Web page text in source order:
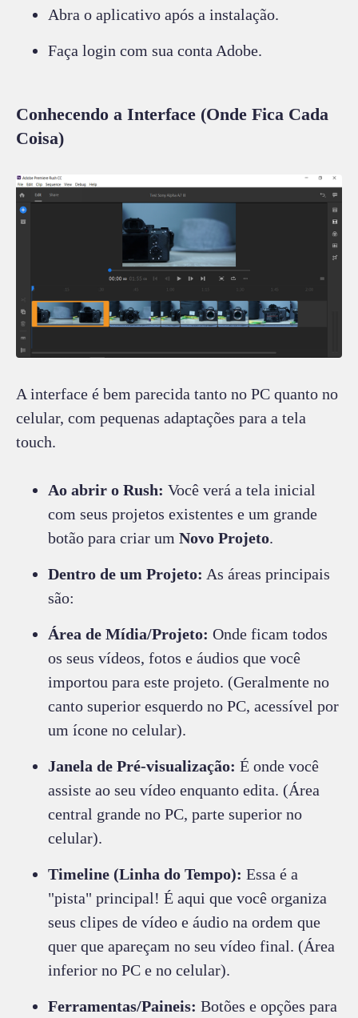
Abra o aplicativo após a instalação.
Faça login com sua conta Adobe.
Conhecendo a Interface (Onde Fica Cada
Coisa)
A interface é bem parecida tanto no PC quanto no
celular, com pequenas adaptações para a tela
touch.
Ao abrir o Rush: Você verá a tela inicial
com seus projetos existentes e um grande
botão para criar um Novo Projeto.
Dentro de um Projeto: As áreas principais
são:
Área de Mídia/Projeto: Onde ficam todos
os seus vídeos, fotos e áudios que você
importou para este projeto. (Geralmente no
canto superior esquerdo no PC, acessível por
um ícone no celular).
Janela de Pré-visualização: É onde você
assiste ao seu vídeo enquanto edita. (Área
central grande no PC, parte superior no
celular).
Timeline (Linha do Tempo): Essa é a
"pista" principal! É aqui que você organiza
seus clipes de vídeo e áudio na ordem que
quer que apareçam no seu vídeo final. (Área
inferior no PC e no celular).
Ferramentas/Paineis: Botões e opções para